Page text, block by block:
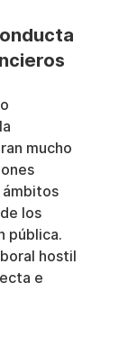
mucho
los
pública.
hostil
e